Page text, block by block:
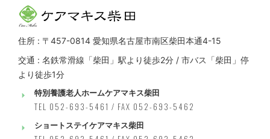
住所 : 〒457-0814 愛知県名古屋市南区柴田本通4-15
交通 : 名鉄常滑線「柴田」駅より徒歩2分 / 市バス「柴田」停
より徒歩1分
特別養護老人ホームケアマキス柴田
TEL 052-693-5461 / FAX 052-693-5462
ショートステイケアマキス柴田